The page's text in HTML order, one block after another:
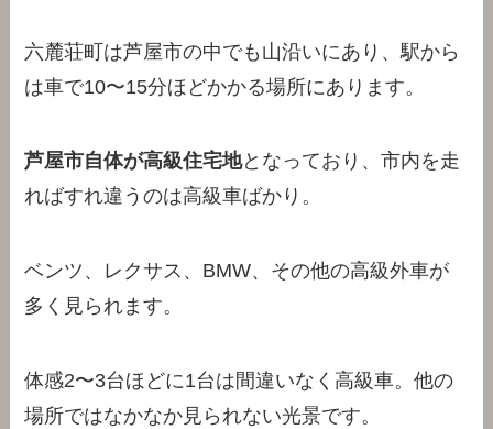
六麓荘町は芦屋市の中でも山沿いにあり、駅から
は車で10〜15分ほどかかる場所にあります。
芦屋市自体が高級住宅地となっており、市内を走
ればすれ違うのは高級車ばかり。
ベンツ、レクサス、BMW、その他の高級外車が
多く見られます。
体感2〜3台ほどに1台は間違いなく高級車。他の
場所ではなかなか見られない光景です。